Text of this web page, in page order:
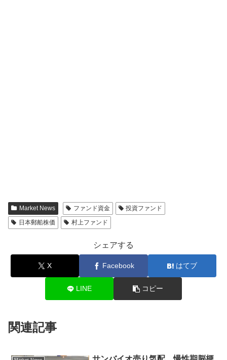
Market News ファンド資金
投資ファンド
日本郵船株価
村上ファンド
シェアする
X Facebook はてブ
LINE コピー
関連記事